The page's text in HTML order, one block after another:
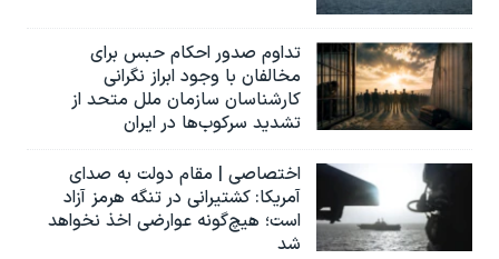
تداوم صدور احکام حبس برای
مخالفان با وجود ابراز نگرانی
کارشناسان سازمان ملل متحد از
تشدید سرکوب‌ها در ایران
اختصاصی | مقام دولت به صدای
آمریکا: کشتیرانی در تنگه هرمز آزاد
است؛ هیچ‌گونه عوارضی اخذ نخواهد
شد